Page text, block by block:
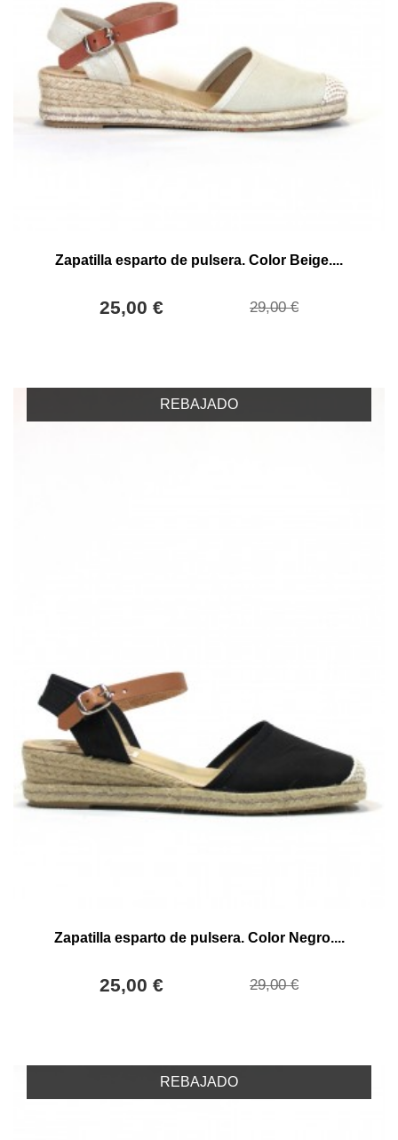
Zapatilla esparto de pulsera. Color Beige....
25,00 € 29,00 €
REBAJADO
Zapatilla esparto de pulsera. Color Negro....
25,00 € 29,00 €
REBAJADO